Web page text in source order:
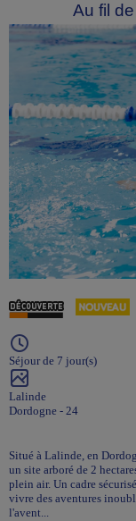
Au fil
Séjour de 7 jour(s)
Lalinde
Dordogne - 24
Situé à Lalinde, en
un site arboré de 2
plein air. Un cadre
vivre des aventures
l'avent...